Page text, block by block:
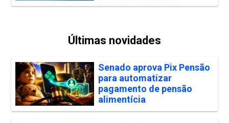
Últimas novidades
Senado aprova Pix Pensão
para automatizar
pagamento de pensão
alimentícia